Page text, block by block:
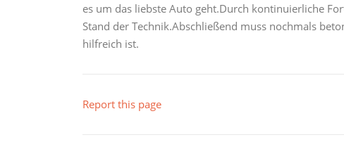
es um das liebste Auto geht.Durch kontinuierliche
Stand der Technik.Abschließend muss nochmals
hilfreich ist.
Report this page